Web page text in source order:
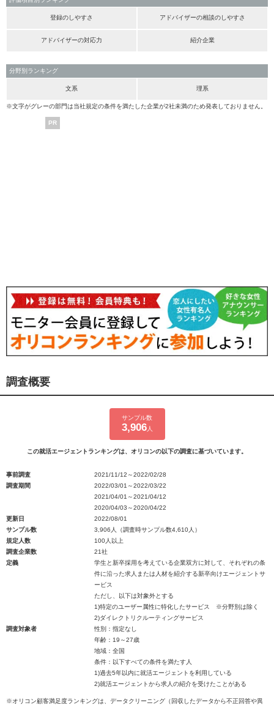
登録のしやすさ アドバイザーの相談のしやすさ
アドバイザーの対応力 紹介企業
分野別ランキング
文系 理系
※文字がグレーの部門は当社規定の条件を満たした企業が2社未満のため発表しておりません。
PR
調査概要
サンプル数
3,906人
この就活エージェントランキングは、オリコンの以下の調査に基づいています。
事前調査
2021/11/12～2022/02/28
調査期間
2022/03/01～2022/03/22
2021/04/01～2021/04/12
2020/04/03～2020/04/22
更新日
2022/08/01
サンプル数
3,906人（調査時サンプル数4,610人）
規定人数
100人以上
調査企業数
21社
定義
学生と新卒採用を考えている企業双方に対して、それぞれの条
件に沿った求人または人材を紹介する新卒向けエージェントサ
ービス
ただし、以下は対象外とする
1)特定のユーザー属性に特化したサービス ※分野別は除く
2)ダイレクトリクルーティングサービス
調査対象者
性別：指定なし
年齢：19～27歳
地域：全国
条件：以下すべての条件を満たす人
1)過去5年以内に就活エージェントを利用している
2)就活エージェントから求人の紹介を受けたことがある
※オリコン顧客満足度ランキングは、データクリーニング（回収したデータから不正回答や異